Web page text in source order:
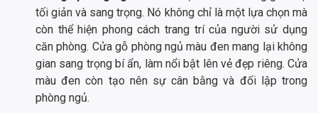
tối giản và sang trọng. Nó không chỉ là một lựa chọn mà
còn thể hiện phong cách trang trí của người sử dụng
căn phòng. Cửa gỗ phòng ngủ màu đen mang lại không
gian sang trọng bí ẩn, làm nổi bật lên vẻ đẹp riêng. Cửa
màu đen còn tạo nên sự cân bằng và đối lập trong
phòng ngủ.